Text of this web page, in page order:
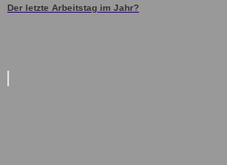
Der letzte Arbeitstag im Jahr?